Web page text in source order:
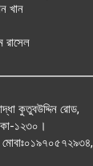
খান
রাসেল
কুতুবউদ্দিন রোড,
১২৩০।